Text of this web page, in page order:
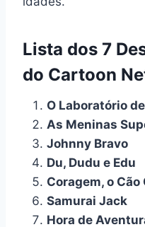
Lista dos 7
do Cartoon
O Laboratório
As Meninas
Johnny Bravo
Du, Dudu e Edu
Coragem, o Cão
Samurai Jack
Hora de